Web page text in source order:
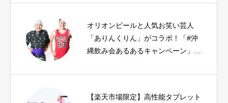
オリオンビールと人気お笑い芸人
「ありんくりん」がコラボ！「#沖
縄飲み会あるあるキャンペーン」開
【楽天市場限定】高性能タブレット